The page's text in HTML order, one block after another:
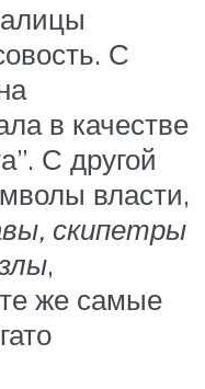
С
в качестве
С другой
власти,
скипетры
,
же самые